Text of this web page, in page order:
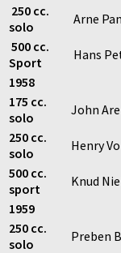
250 cc.
solo
Arne
500 cc.
Sport
Hans
1958
175 cc.
solo
John
250 cc.
solo
Henry
500 cc.
sport
Knud
1959
250 cc.
solo
Preben